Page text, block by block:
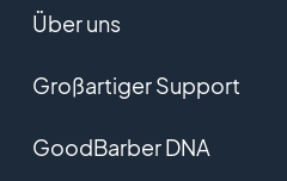
Über uns
Großartiger Support
GoodBarber DNA